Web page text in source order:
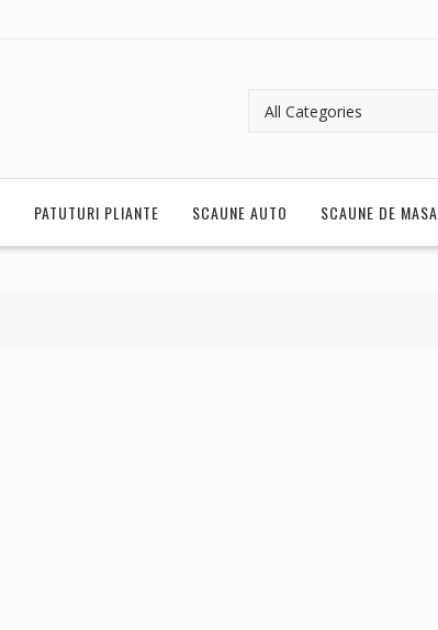
PATUTURI PLIANTE SCAUNE AUTO SCAUNE DE MASA